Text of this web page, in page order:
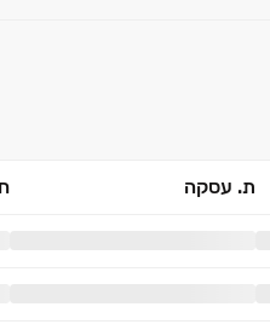
ת. עסקה